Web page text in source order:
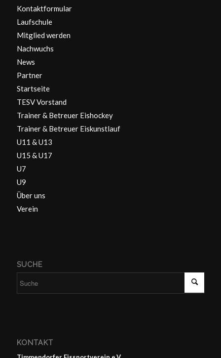
Kontaktformular
Laufschule
Mitglied werden
Nachwuchs
News
Partner
Startseite
TESV Vorstand
Trainer & Betreuer Eishockey
Trainer & Betreuer Eiskunstlauf
U11 & U13
U15 & U17
U7
U9
Über uns
Verein
SUCHE
KONTAKT